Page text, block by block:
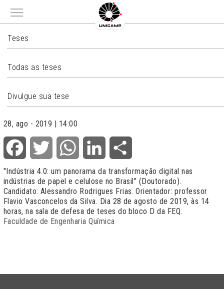
Main menu
TESES
Teses
Todas as teses
Divulgue sua tese
28, ago - 2019 | 14:00
Facebook Twitter WhatsApp LinkedIn
"Indústria 4.0: um panorama da transformação digital nas
indústrias de papel e celulose no Brasil" (Doutorado).
Candidato: Alessandro Rodrigues Frias. Orientador: professor
Flavio Vasconcelos da Silva. Dia 28 de agosto de 2019, às 14
horas, na sala de defesa de teses do bloco D da FEQ.
Faculdade de Engenharia Química